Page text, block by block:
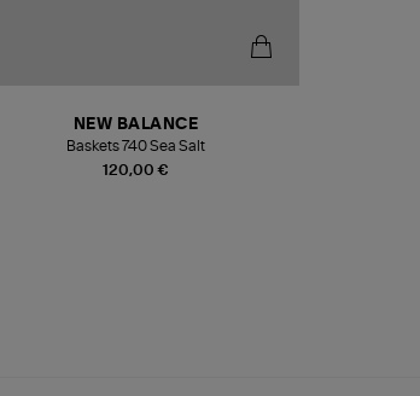
120,00 €
NEW BALANCE
Baskets 740 Sea Salt